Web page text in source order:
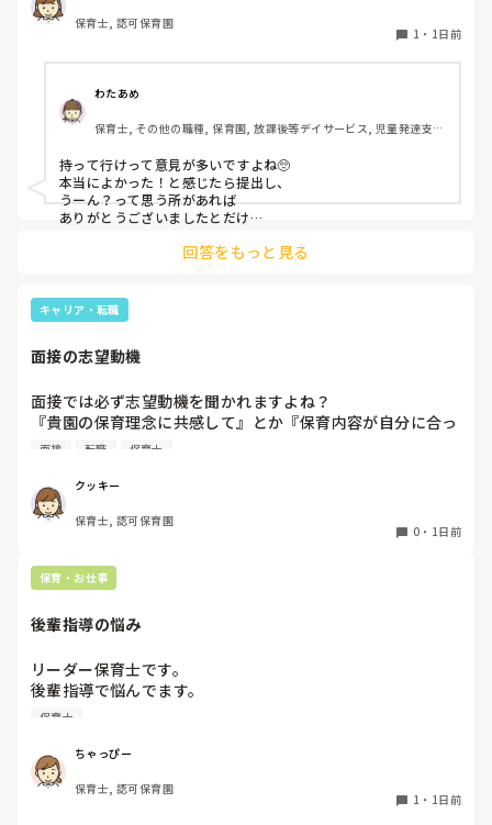
このような場合は本当に見学だけで終了なのでしょうか？
でしょうか？
保育士, 認可保育園
1 ・ 1日前
わたあめ
保育士, その他の職種, 保育園, 放課後等デイサービス, 児童発達支援
持って行けって意見が多いですよね🥺
本当によかった！と感じたら提出し、
うーん？って思う所があれば
ありがとうございましたとだけ
回答をもっと見る
キャリア・転職
面接の志望動機
面接では必ず志望動機を聞かれますよね？
『貴園の保育理念に共感して』とか『保育内容が自分に合っ
てると思いました』等々が多いかと思いますが、実際はどう
私自身、園の雰囲気とか園の規模、保育内容は勘案しますが
正直なところ、家から通いやすいか、給与はどうか…という
ところに重きを置いています
皆さんは、志望動機をどのように答えていますか？また、本
音はどうですか？
面接 転職 保育士
クッキー
保育士, 認可保育園
0 ・ 1日前
保育・お仕事
後輩指導の悩み
リーダー保育士です。
後輩指導で悩んでます。
初めて年長を持つ後輩がいますが
いで様子見てると直前になるまで何もアクションがなかった
り
他の職員に聞いてる様子もなくて
保育士
ちゃっぴー
保育士, 認可保育園
1 ・ 1日前